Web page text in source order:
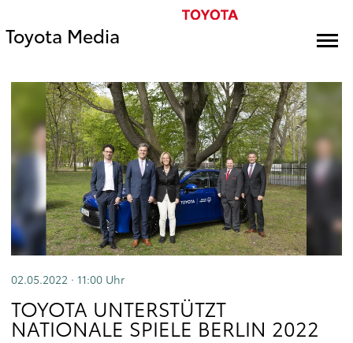
Toyota Media
02.05.2022 · 11:00 Uhr
TOYOTA UNTERSTÜTZT
NATIONALE SPIELE BERLIN 2022